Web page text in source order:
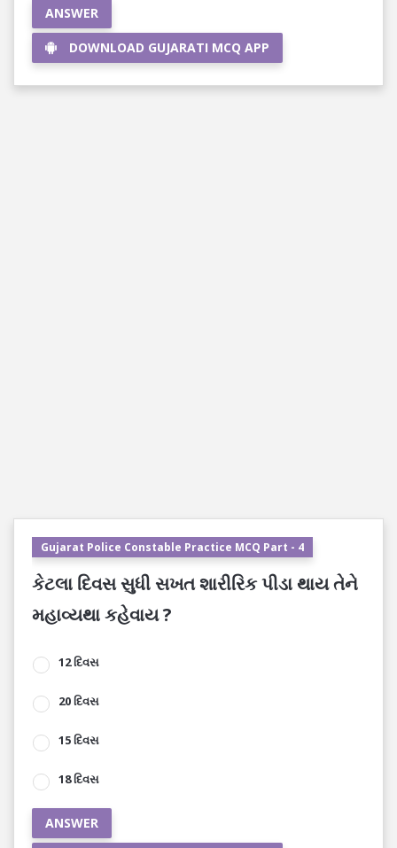
ANSWER
DOWNLOAD GUJARATI MCQ APP
Gujarat Police Constable Practice MCQ Part - 4
કેટલા દિવસ સુધી સખત શારીરિક પીડા થાય તેને
મહાવ્યથા કહેવાય ?
12 દિવસ
20 દિવસ
15 દિવસ
18 દિવસ
ANSWER